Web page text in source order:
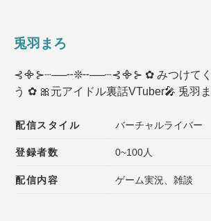
兎羽まろ
⊰᯽⊱┈──╌❊╌──┈⊰᯽⊱ ✿ みつけてく
う ✿ 🎀元アイドル裏話VTuber🎤 兎羽
配信スタイル バーチャルライバー
登録者数 0~100人
配信内容 ゲーム実況、雑談